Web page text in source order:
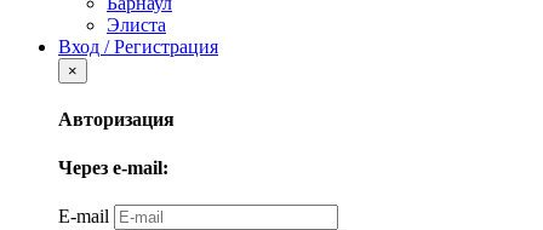
Элиста
Вход / Регистрация
×
Авторизация
Через e-mail:
E-mail